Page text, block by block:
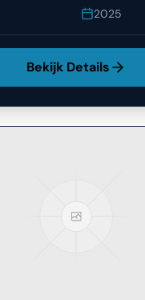
2025
Bekijk Details